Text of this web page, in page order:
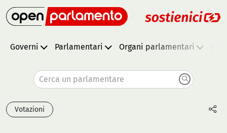
Governi Parlamentari Organi parlamentari
Cerca un parlamentare
Votazioni